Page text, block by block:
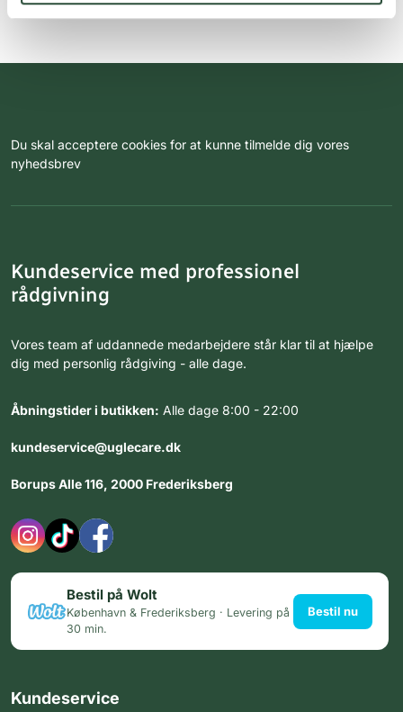
Du skal acceptere cookies for at kunne tilmelde dig vores
nyhedsbrev
Kundeservice med professionel
rådgivning
Vores team af uddannede medarbejdere står klar til at hjælpe
dig med personlig rådgiving - alle dage.
Åbningstider i butikken: Alle dage 8:00 - 22:00
kundeservice@uglecare.dk
Borups Alle 116, 2000 Frederiksberg
Bestil på Wolt
København & Frederiksberg · Levering på
30 min.
Bestil nu
Kundeservice